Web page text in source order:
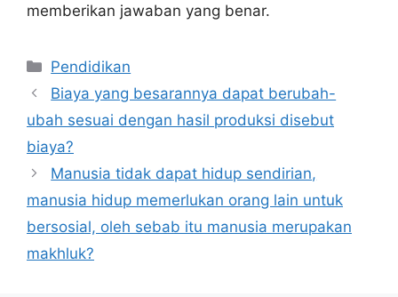
memberikan jawaban yang benar.
Kategori
Pendidikan
Biaya yang besarannya dapat berubah-
ubah sesuai dengan hasil produksi disebut
biaya?
Manusia tidak dapat hidup sendirian,
manusia hidup memerlukan orang lain untuk
bersosial, oleh sebab itu manusia merupakan
makhluk?